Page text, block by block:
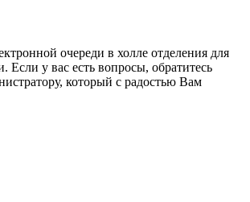
очереди в холле отделения для
Если у вас есть вопросы, обратитесь
который с радостью Вам